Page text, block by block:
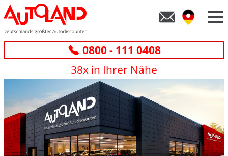
0800 - 111 0408
38x in Ihrer Nähe